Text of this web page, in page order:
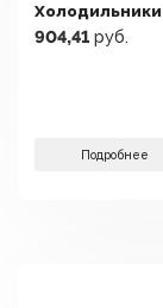
Холодильники
904,41 руб.
Подробнее